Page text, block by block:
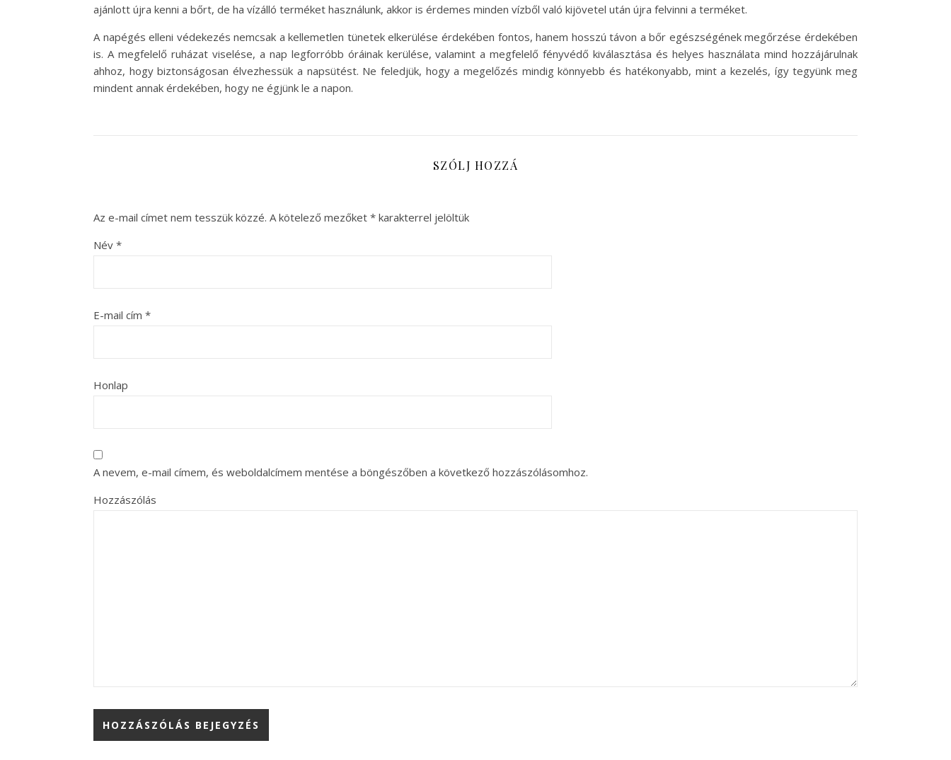
ajánlott újra kenni a bőrt, de ha vízálló terméket használunk, akkor is érdemes minden vízből való kijövetel után újra felvinni a terméket.
A napégés elleni védekezés nemcsak a kellemetlen tünetek elkerülése érdekében fontos, hanem hosszú távon a bőr egészségének megőrzése érdekében
is. A megfelelő ruházat viselése, a nap legforróbb óráinak kerülése, valamint a megfelelő fényvédő kiválasztása és helyes használata mind hozzájárulnak
ahhoz, hogy biztonságosan élvezhessük a napsütést. Ne feledjük, hogy a megelőzés mindig könnyebb és hatékonyabb, mint a kezelés, így tegyünk meg
mindent annak érdekében, hogy ne égjünk le a napon.
SZÓLJ HOZZÁ
Az e-mail címet nem tesszük közzé. A kötelező mezőket * karakterrel jelöltük
Név *
E-mail cím *
Honlap
A nevem, e-mail címem, és weboldalcímem mentése a böngészőben a következő hozzászólásomhoz.
Hozzászólás